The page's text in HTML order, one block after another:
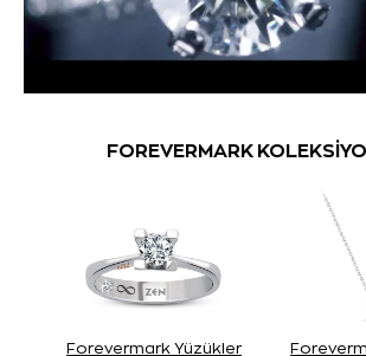
FOREVERMARK
Forevermark Yüzükler